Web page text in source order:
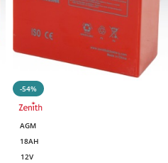
-54%
AGM
18AH
12V